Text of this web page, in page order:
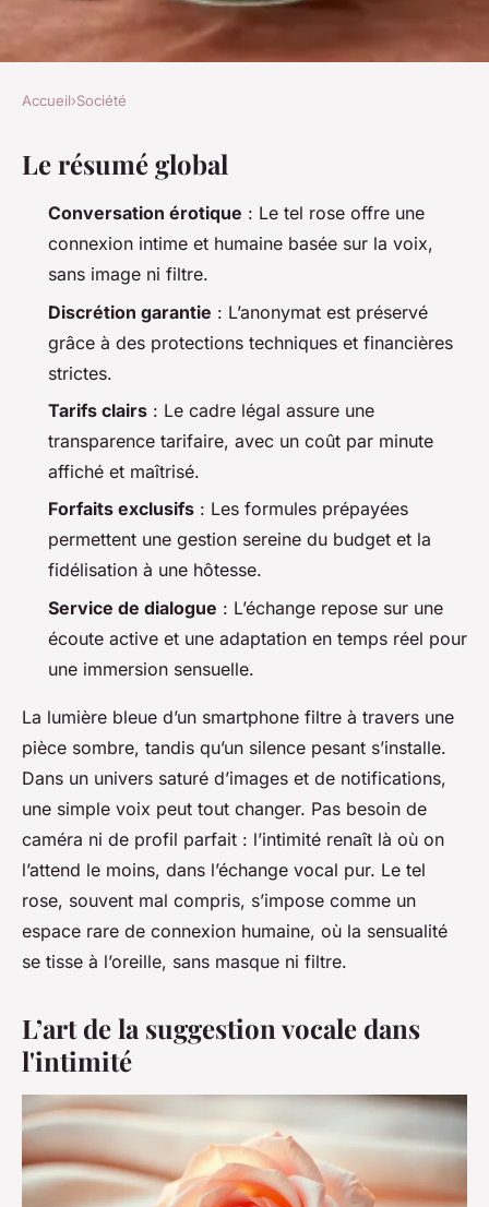
Explorez le tel rose pour des
moments suaves et sensuels
Orion•07/07/2026 15:01• 10 min de lecture
Accueil›Société
Le résumé global
Conversation érotique : Le tel rose offre une
connexion intime et humaine basée sur la voix,
sans image ni filtre.
Discrétion garantie : L’anonymat est préservé
grâce à des protections techniques et financières
strictes.
Tarifs clairs : Le cadre légal assure une
transparence tarifaire, avec un coût par minute
affiché et maîtrisé.
Forfaits exclusifs : Les formules prépayées
permettent une gestion sereine du budget et la
fidélisation à une hôtesse.
Service de dialogue : L’échange repose sur une
écoute active et une adaptation en temps réel pour
une immersion sensuelle.
La lumière bleue d’un smartphone filtre à travers une
pièce sombre, tandis qu’un silence pesant s’installe.
Dans un univers saturé d’images et de notifications,
une simple voix peut tout changer. Pas besoin de
caméra ni de profil parfait : l’intimité renaît là où on
l’attend le moins, dans l’échange vocal pur. Le tel
rose, souvent mal compris, s’impose comme un
espace rare de connexion humaine, où la sensualité
se tisse à l’oreille, sans masque ni filtre.
L’art de la suggestion vocale dans
l'intimité